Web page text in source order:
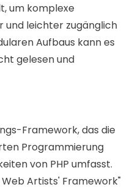
um komplexe
und leichter zugänglich
Aufbaus kann es
gelesen und
Framework, das die
Programmierung
von PHP umfasst.
Artists' Framework"